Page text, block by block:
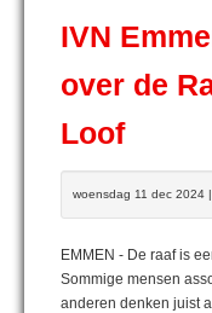
IVN
over de
Loof
woensdag 11 dec 2024
EMMEN - De raaf is
Sommige mensen
anderen denken juist